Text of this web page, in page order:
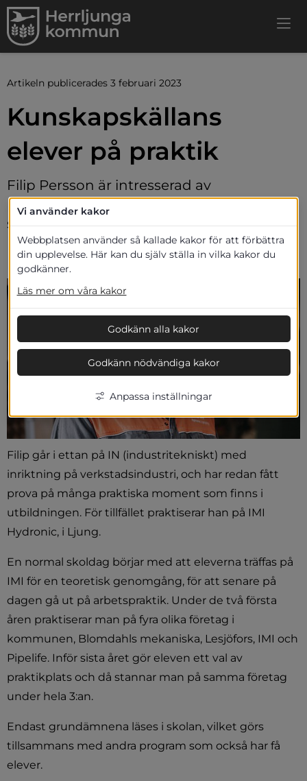
öppnas i nytt fönster.
Artikeln publicerades 3 februari 2023
Kunskapskällans
elever på praktik
Filip Persson är intresserad av
programmering och ville jobba praktiskt,
så hans gymnasieval föll på
Kunskapskällans industritekniska
program.
Filip går i ettan på IN (industritekniskt) med
inriktning på verkstadsindustri, och har redan fått
prova på många praktiska moment som finns i
utbildningen. För tillfället praktiserar han på IMI
Hydronic, i Ljung.
En normal skoldag börjar med att eleverna träffas på
IMI för en teoretisk genomgång, för att senare på
dagen gå ut på arbetspraktik. Under de två första
åren praktiserar man på fyra olika företag i
kommunen, Blomdahls mekaniska, Lesjöfors, IMI och
Pipelife. Inför sista året gör eleven ett val av
praktikplats och då stannar man på samma företag
under hela 3:an.
Endast grundämnena läses i skolan, vilket görs
tillsammans med andra program som också har få
elever.
Vi använder kakor
Webbplatsen använder så kallade kakor för att förbättra
din upplevelse. Här kan du själv ställa in vilka kakor du
godkänner.
Läs mer om våra kakor
Godkänn alla kakor
Godkänn nödvändiga kakor
Anpassa inställningar